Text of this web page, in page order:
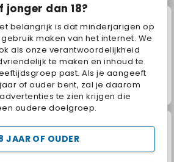
jonger dan 18?
belangrijk is dat minderjarigen op
maken van het internet. We
als onze verantwoordelijkheid
te maken en inhoud te
past. Als je aangeeft
of ouder bent, zal je daarom
te zien krijgen die
oudere doelgroep.
JAAR OF OUDER
Scala 40